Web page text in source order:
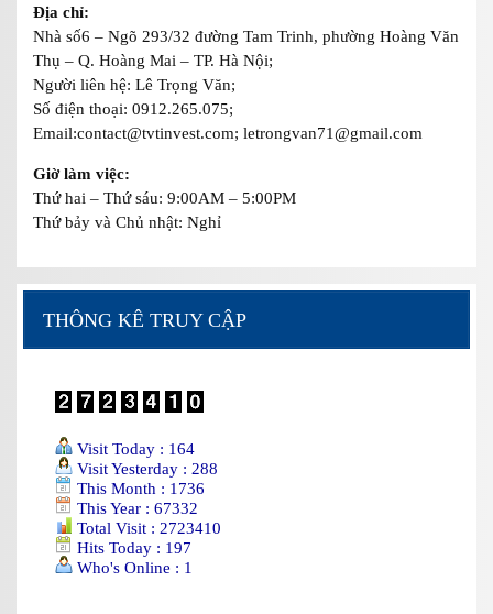
Địa chỉ:
Nhà số6 – Ngõ 293/32 đường Tam Trinh, phường Hoàng Văn
Thụ – Q. Hoàng Mai – TP. Hà Nội;
Người liên hệ: Lê Trọng Văn;
Số điện thoại: 0912.265.075;
Email:contact@tvtinvest.com; letrongvan71@gmail.com
Giờ làm việc:
Thứ hai – Thứ sáu: 9:00AM – 5:00PM
Thứ bảy và Chủ nhật: Nghỉ
THÔNG KÊ TRUY CẬP
Visit Today : 164
Visit Yesterday : 288
This Month : 1736
This Year : 67332
Total Visit : 2723410
Hits Today : 197
Who's Online : 1